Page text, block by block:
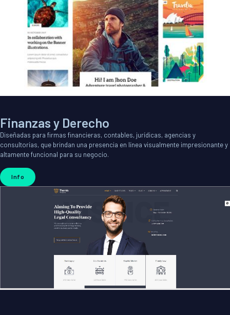
Finanzas y Derecho
Diseñadas para firmas financieras, contables, jurídicas, agencias y
consultorías, que brindan una presencia en línea visualmente impresionante y
altamente funcional para su negocio.
Info